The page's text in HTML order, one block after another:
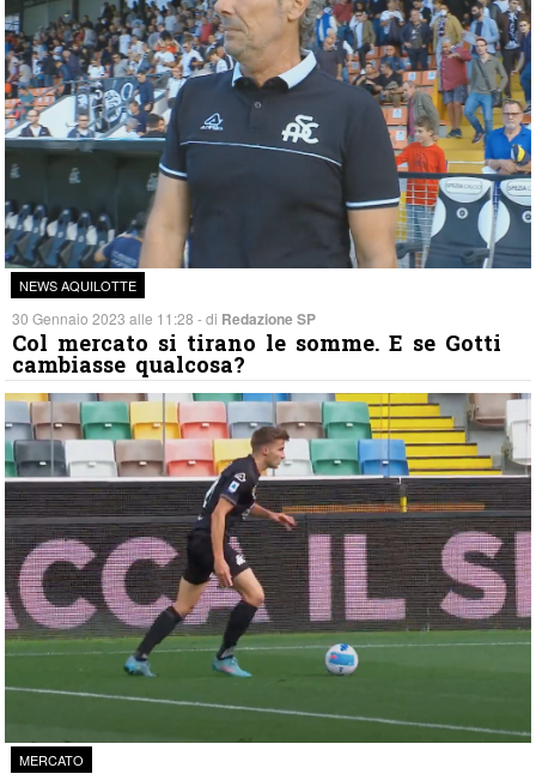
NEWS AQUILOTTE
30 Gennaio 2023 alle 11:28 - di Redazione SP
Col mercato si tirano le somme. E se Gotti
cambiasse qualcosa?
MERCATO